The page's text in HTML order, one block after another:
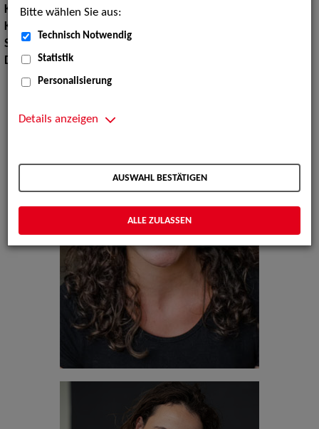
Körpergröße:172 cm
Konfektionsgröße:
Sprachen:
Deutsch, Englisch, Französisch
Dialekte:Bayerisch, Sächsisch
Bitte wählen Sie aus:
Technisch Notwendig
Statistik
Personalisierung
Details anzeigen
AUSWAHL BESTÄTIGEN
ALLE ZULASSEN